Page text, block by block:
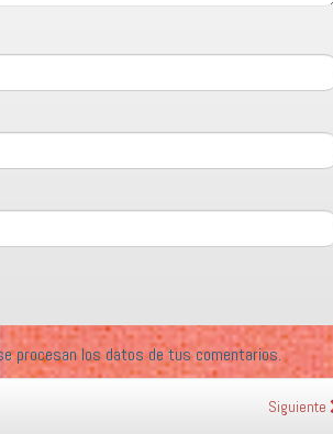
procesan los datos de tus comentarios.
Siguiente